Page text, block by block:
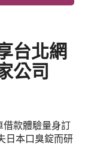
台北網
公司
款體驗量身訂
日本口臭錠而研